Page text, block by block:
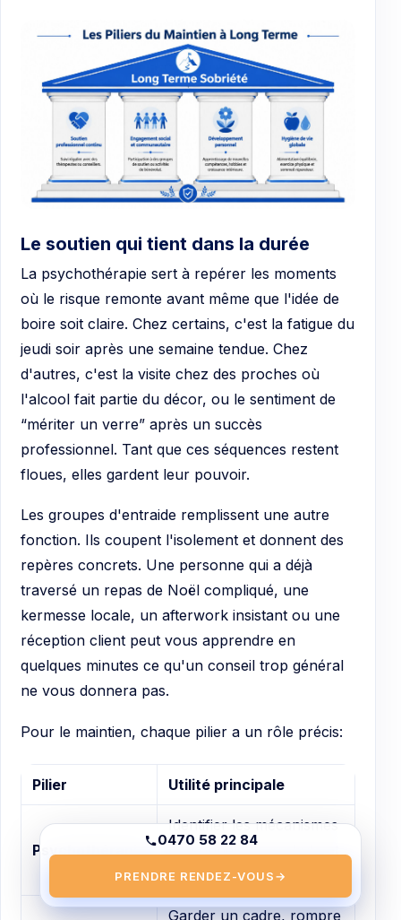
Le soutien qui tient dans la durée
La psychothérapie sert à repérer les moments
où le risque remonte avant même que l'idée de
boire soit claire. Chez certains, c'est la fatigue du
jeudi soir après une semaine tendue. Chez
d'autres, c'est la visite chez des proches où
l'alcool fait partie du décor, ou le sentiment de
“mériter un verre” après un succès
professionnel. Tant que ces séquences restent
floues, elles gardent leur pouvoir.
Les groupes d'entraide remplissent une autre
fonction. Ils coupent l'isolement et donnent des
repères concrets. Une personne qui a déjà
traversé un repas de Noël compliqué, une
kermesse locale, un afterwork insistant ou une
réception client peut vous apprendre en
quelques minutes ce qu'un conseil trop général
ne vous donnera pas.
Pour le maintien, chaque pilier a un rôle précis:
Pilier Utilité principale
Psychothérapie
Identifier les mécanismes
personnels de rechute et
les corriger
Garder un cadre, rompre
0470 58 22 84
PRENDRE RENDEZ-VOUS→